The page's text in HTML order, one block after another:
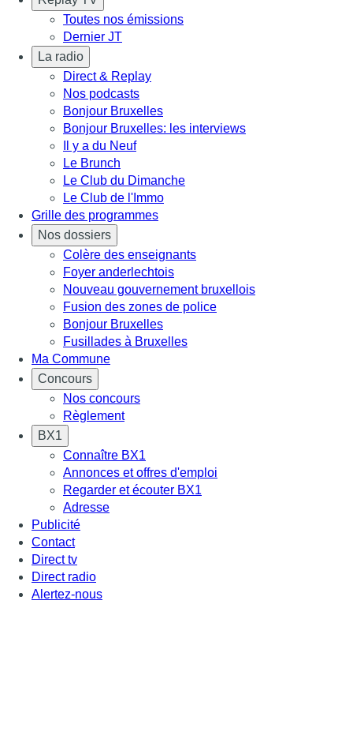
Toutes nos émissions
Dernier JT
La radio
Direct & Replay
Nos podcasts
Bonjour Bruxelles
Bonjour Bruxelles: les interviews
Il y a du Neuf
Le Brunch
Le Club du Dimanche
Le Club de l'Immo
Grille des programmes
Nos dossiers
Colère des enseignants
Foyer anderlechtois
Nouveau gouvernement bruxellois
Fusion des zones de police
Bonjour Bruxelles
Fusillades à Bruxelles
Ma Commune
Concours
Nos concours
Règlement
BX1
Connaître BX1
Annonces et offres d'emploi
Regarder et écouter BX1
Adresse
Publicité
Contact
Direct tv
Direct radio
Alertez-nous